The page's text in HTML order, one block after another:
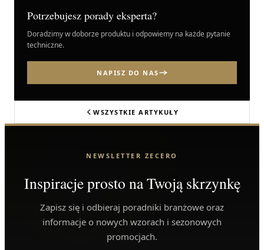
Potrzebujesz porady eksperta?
Doradzimy w doborze produktu i odpowiemy na każde pytanie
techniczne.
NAPISZ DO NAS
WSZYSTKIE ARTYKUŁY
NEWSLETTER ZECERO
Inspiracje prosto na Twoją skrzynkę
Zapisz się i odbieraj poradniki branżowe oraz
informacje o nowych wzorach i sezonowych
promocjach.